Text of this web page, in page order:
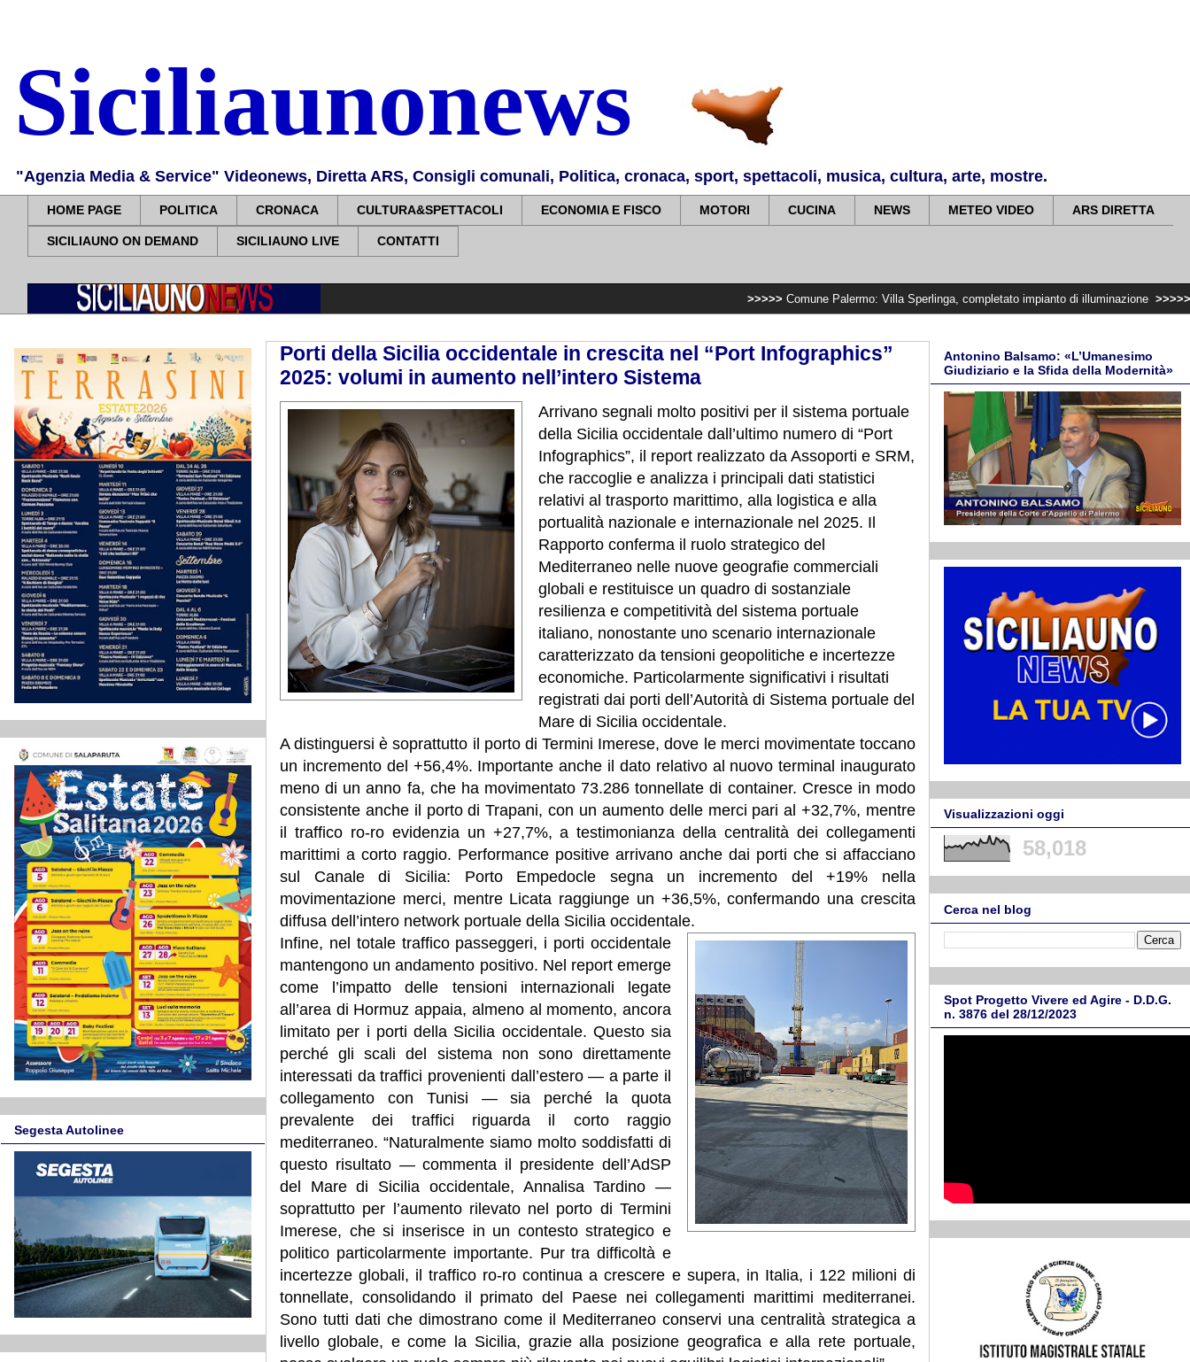
Siciliaunonews
"Agenzia Media & Service" Videonews, Diretta ARS, Consigli comunali, Politica, cronaca, sport, spettacoli, musica, cultura, arte, mostre.
HOME PAGE POLITICA CRONACA CULTURA&SPETTACOLI ECONOMIA E FISCO MOTORI CUCINA NEWS METEO VIDEO ARS DIRETTA
SICILIAUNO ON DEMAND SICILIAUNO LIVE CONTATTI
Comune Palermo: Villa Sperlinga, completato impianto di illuminazione >>>>> Ferragosto:
Porti della Sicilia occidentale in crescita nel “Port Infographics”
2025: volumi in aumento nell’intero Sistema
Arrivano segnali molto positivi per il sistema portuale
della Sicilia occidentale dall’ultimo numero di “Port
Infographics”, il report realizzato da Assoporti e SRM,
che raccoglie e analizza i principali dati statistici
relativi al trasporto marittimo, alla logistica e alla
portualità nazionale e internazionale nel 2025. Il
Rapporto conferma il ruolo strategico del
Mediterraneo nelle nuove geografie commerciali
globali e restituisce un quadro di sostanziale
resilienza e competitività del sistema portuale
italiano, nonostante uno scenario internazionale
caratterizzato da tensioni geopolitiche e incertezze
economiche. Particolarmente significativi i risultati
registrati dai porti dell’Autorità di Sistema portuale del
Mare di Sicilia occidentale.
A distinguersi è soprattutto il porto di Termini Imerese, dove le merci movimentate toccano
un incremento del +56,4%. Importante anche il dato relativo al nuovo terminal inaugurato
meno di un anno fa, che ha movimentato 73.286 tonnellate di container. Cresce in modo
consistente anche il porto di Trapani, con un aumento delle merci pari al +32,7%, mentre
il traffico ro-ro evidenzia un +27,7%, a testimonianza della centralità dei collegamenti
marittimi a corto raggio. Performance positive arrivano anche dai porti che si affacciano
sul Canale di Sicilia: Porto Empedocle segna un incremento del +19% nella
movimentazione merci, mentre Licata raggiunge un +36,5%, confermando una crescita
diffusa dell’intero network portuale della Sicilia occidentale.
Infine, nel totale traffico passeggeri, i porti occidentale
mantengono un andamento positivo. Nel report emerge
come l’impatto delle tensioni internazionali legate
all’area di Hormuz appaia, almeno al momento, ancora
limitato per i porti della Sicilia occidentale. Questo sia
perché gli scali del sistema non sono direttamente
interessati da traffici provenienti dall’estero — a parte il
collegamento con Tunisi — sia perché la quota
prevalente dei traffici riguarda il corto raggio
mediterraneo. “Naturalmente siamo molto soddisfatti di
questo risultato — commenta il presidente dell’AdSP
del Mare di Sicilia occidentale, Annalisa Tardino —
soprattutto per l’aumento rilevato nel porto di Termini
Imerese, che si inserisce in un contesto strategico e
politico particolarmente importante. Pur tra difficoltà e
incertezze globali, il traffico ro-ro continua a crescere e supera, in Italia, i 122 milioni di
tonnellate, consolidando il primato del Paese nei collegamenti marittimi mediterranei.
Sono tutti dati che dimostrano come il Mediterraneo conservi una centralità strategica a
livello globale, e come la Sicilia, grazie alla posizione geografica e alla rete portuale,
Segesta Autolinee
Antonino Balsamo: «L’Umanesimo
Giudiziario e la Sfida della Modernità»
Visualizzazioni oggi
58,018
Cerca nel blog
Spot Progetto Vivere ed Agire - D.D.G.
n. 3876 del 28/12/2023